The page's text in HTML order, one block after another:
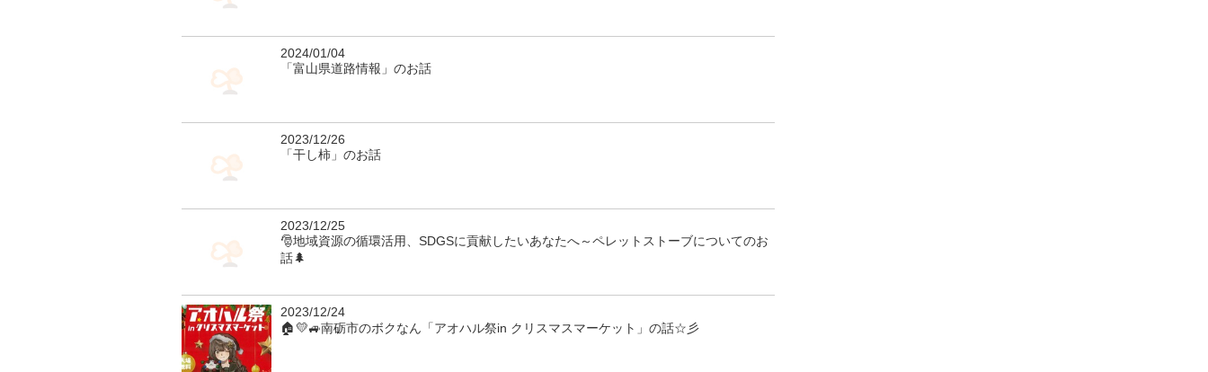
2024/01/04
「富山県道路情報」のお話
2023/12/26
「干し柿」のお話
2023/12/25
🎅地域資源の循環活用、SDGSに貢献したいあなたへ～ペレットストーブについてのお
話🌲
2023/12/24
🏠💛🚙南砺市のボクなん「アオハル祭in クリスマスマーケット」の話☆彡